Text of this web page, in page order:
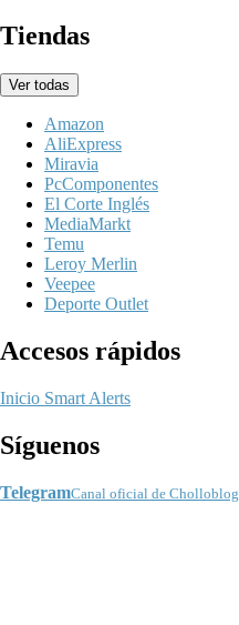
Tiendas
Ver todas
Amazon
AliExpress
Miravia
PcComponentes
El Corte Inglés
MediaMarkt
Temu
Leroy Merlin
Veepee
Deporte Outlet
Accesos rápidos
Inicio Smart Alerts
Síguenos
TelegramCanal oficial de Cholloblog